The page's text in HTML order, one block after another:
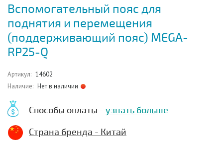
Вспомогательный пояс для
поднятия и перемещения
(поддерживающий пояс) MEGA-
RP25-Q
Артикул: 14602
Наличие: Нет в наличии
Способы оплаты - узнать больше
Страна бренда - Китай